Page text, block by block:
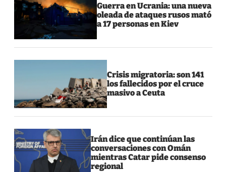
Guerra en Ucrania: una nueva
oleada de ataques rusos mató
a 17 personas en Kiev
Crisis migratoria: son 141
los fallecidos por el cruce
masivo a Ceuta
Irán dice que continúan las
conversaciones con Omán
mientras Catar pide consenso
regional